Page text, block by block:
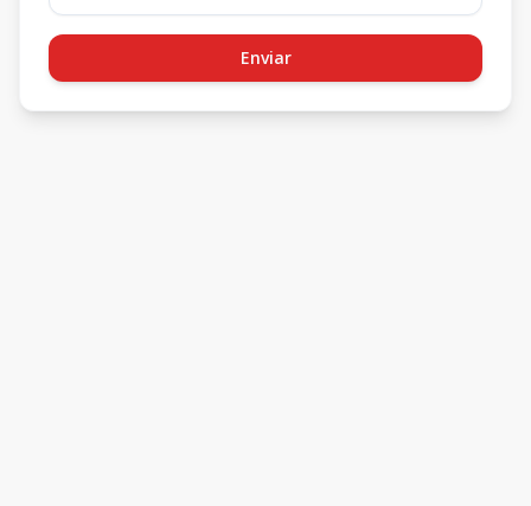
Enviar